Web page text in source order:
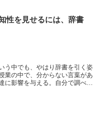
性を見せるには、辞書
う中でも、やはり辞書を引く姿
業の中で、分からない言葉があ
に影響を与える。自分で調べよ